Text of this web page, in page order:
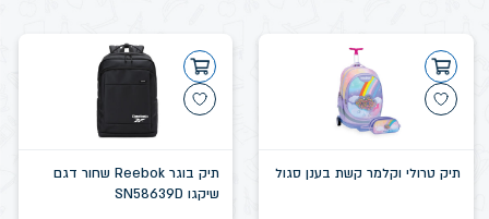
תיק טרולי וקלמר קשת בענן סגול
תיק בוגר Reebok שחור דגם
שיקגו SN58639D